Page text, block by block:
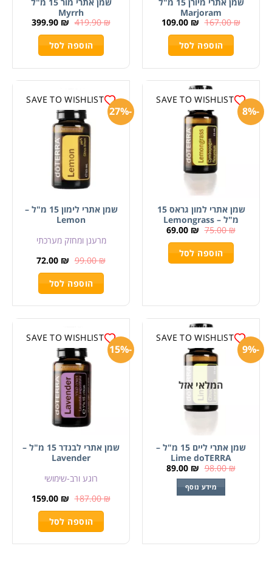
Marjoram
167.00₪
109.00 ₪
הוספה לסל
Myrrh
419.90₪
399.90 ₪
הוספה לסל
SAVE TO WISHLIST
-8%
שמן אתרי למון גראס 15
מ"ל – Lemongrass
75.00₪
69.00 ₪
הוספה לסל
SAVE TO WISHLIST
-27%
שמן אתרי לימון 15 מ"ל –
Lemon
מרענן ומחזק מערכתי
99.00₪
72.00 ₪
הוספה לסל
SAVE TO WISHLIST
-9%
המלאי אזל
שמן אתרי ליים 15 מ"ל –
Lime doTERRA
98.00₪
89.00 ₪
מידע נוסף
SAVE TO WISHLIST
-15%
שמן אתרי לבנדר 15 מ"ל –
Lavender
רוגע ורב-שימושי
187.00₪
159.00 ₪
הוספה לסל